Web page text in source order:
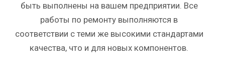
быть выполнены на вашем предприятии. Все
работы по ремонту выполняются в
соответствии с теми же высокими стандартами
качества, что и для новых компонентов.